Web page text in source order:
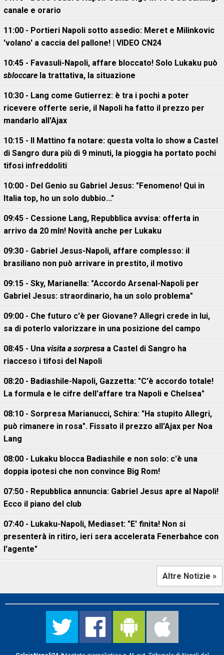
canale e orario
11:00 - Portieri Napoli sotto assedio: Meret e Milinkovic
'volano' a caccia del pallone! | VIDEO CN24
10:45 - Favasuli-Napoli, affare bloccato! Solo Lukaku può
sbloccare la trattativa, la situazione
10:30 - Lang come Gutierrez: è tra i pochi a poter
ricevere offerte serie, il Napoli ha fatto il prezzo per
mandarlo all'Ajax
10:15 - Il Mattino fa notare: questa volta lo show a Castel
di Sangro dura più di 9 minuti, la pioggia ha portato pochi
tifosi infreddoliti
10:00 - Del Genio su Gabriel Jesus: "Fenomeno! Qui in
Italia top, ho un solo dubbio..."
09:45 - Cessione Lang, Repubblica avvisa: offerta in
arrivo da 20 mln! Novità anche per Lukaku
09:30 - Gabriel Jesus-Napoli, affare complesso: il
brasiliano non può arrivare in prestito, il motivo
09:15 - Sky, Marianella: "Accordo Arsenal-Napoli per
Gabriel Jesus: straordinario, ha un solo problema"
09:00 - Che futuro c'è per Giovane? Allegri crede in lui,
sa di poterlo valorizzare in una posizione del campo
08:45 - Una visita a sorpresa a Castel di Sangro ha
riacceso i tifosi del Napoli
08:20 - Badiashile-Napoli, Gazzetta: "C'è accordo totale!
La formula e le cifre dell'affare tra Napoli e Chelsea"
08:10 - Sorpresa Marianucci, Schira: "Ha stupito Allegri,
può rimanere in rosa". Fissato il prezzo all'Ajax per Noa
Lang
08:00 - Lukaku blocca Badiashile e non solo: c'è una
doppia ipotesi che non convince Big Rom!
07:50 - Repubblica annuncia: Gabriel Jesus apre al Napoli!
Ecco il piano del club
07:40 - Lukaku-Napoli, Mediaset: "E' finita! Non si
presenterà in ritiro, ieri sera accelerata Fenerbahce con
l'agente"
Altre Notizie »